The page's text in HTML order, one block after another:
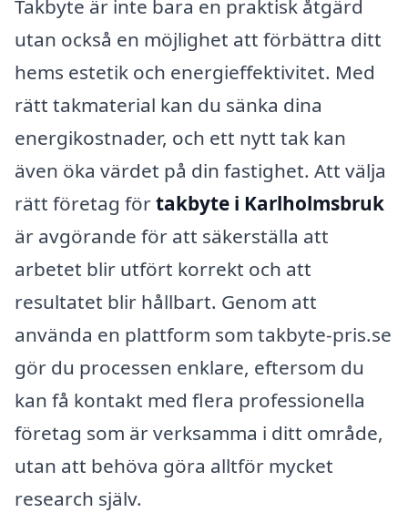
Takbyte är inte bara en praktisk åtgärd
utan också en möjlighet att förbättra ditt
hems estetik och energieffektivitet. Med
rätt takmaterial kan du sänka dina
energikostnader, och ett nytt tak kan
även öka värdet på din fastighet. Att välja
rätt företag förtakbyte i Karlholmsbruk
är avgörande för att säkerställa att
arbetet blir utfört korrekt och att
resultatet blir hållbart. Genom att
använda en plattform som takbyte-pris.se
gör du processen enklare, eftersom du
kan få kontakt med flera professionella
företag som är verksamma i ditt område,
utan att behöva göra alltför mycket
research själv.